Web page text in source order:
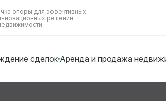
опоры для эффективных
решений
сделок Аренда и продажа